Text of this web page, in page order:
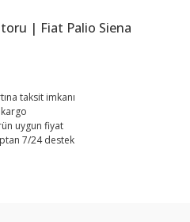
| Fiat Palio Siena
taksit imkanı
uygun fiyat
7/24 destek